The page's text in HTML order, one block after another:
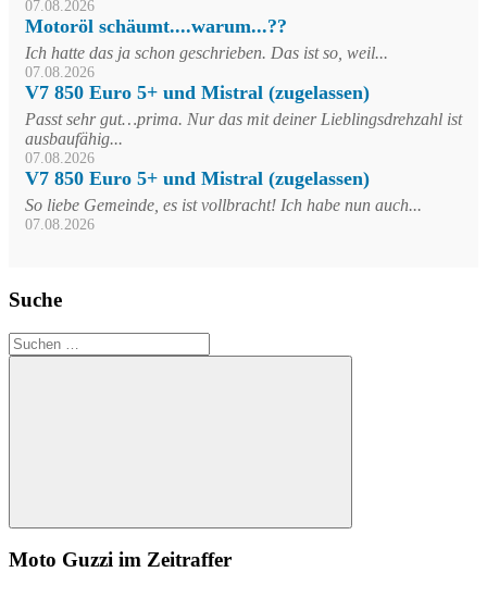
07.08.2026
Motoröl schäumt....warum...??
Ich hatte das ja schon geschrieben. Das ist so, weil...
07.08.2026
V7 850 Euro 5+ und Mistral (zugelassen)
Passt sehr gut…prima. Nur das mit deiner Lieblingsdrehzahl ist
ausbaufähig...
07.08.2026
V7 850 Euro 5+ und Mistral (zugelassen)
So liebe Gemeinde, es ist vollbracht! Ich habe nun auch...
07.08.2026
Suche
Suchen
nach:
Suchen
Moto Guzzi im Zeitraffer